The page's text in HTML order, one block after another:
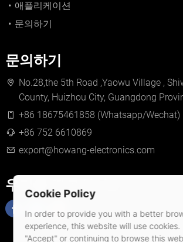
애플리케이션
문의하기
문의하기
No.28,the 5th Road ,Yaowu Village ,
County, Huizhou City, Guangdong
+86 18675461858 (Whatsapp/Wechat)
+86 752 6610869
export@howang-electronics.com
우리를 따르십시오
Cookie Policy
In order to provide you with a better
experience, this website will use cookies.
"Accept" or continuing to browse this